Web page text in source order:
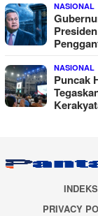
NASIONAL
NASIONAL
Puncak
INDEKS
PRIVACY